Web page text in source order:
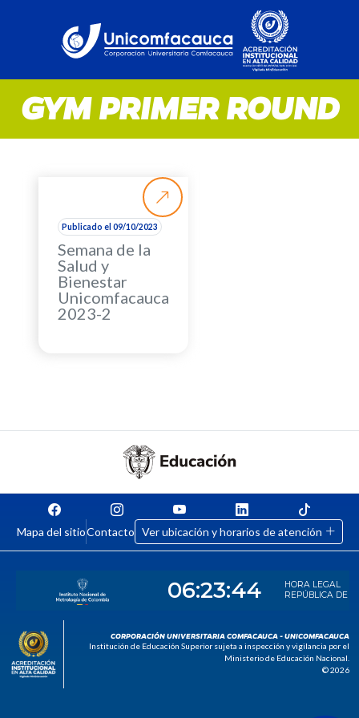
GYM PRIMER ROUND
Publicado el 09/10/2023
Semana de la
Salud y
Bienestar
Unicomfacauca
2023-2
Mapa del sitioContacto Ver ubicación y horarios de atención
CORPORACIÓN UNIVERSITARIA COMFACAUCA - UNICOMFACAUCA
Institución de Educación Superior sujeta a inspección y vigilancia por el
Ministerio de Educación Nacional.
© 2026